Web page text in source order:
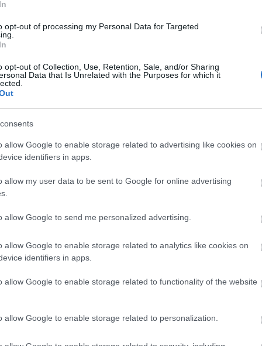
opt-out of processing my Personal Data for Targeted
opt-out of Collection, Use, Retention, Sale, and/or Sharing
Data that Is Unrelated with the Purposes for which it
allow Google to enable storage related to advertising like cookies on
identifiers in apps.
allow my user data to be sent to Google for online advertising
allow Google to send me personalized advertising.
allow Google to enable storage related to analytics like cookies on
identifiers in apps.
allow Google to enable storage related to functionality of the website
allow Google to enable storage related to personalization.
στρατηγικές του Οργανισμού για να υπάρξει επέκταση
τουριστικών δράσεων.
σε άλλες αγορές θα αναπτύξει ο Παναγιώτης
της στόχο θα μιλήσει η Μαρία Θεοφανοπούλου, CEO,
δήμαρχος Ναυπακτίας, θα μιλήσει για όσα έκανε
προορισμό.
θα παρουσιαστούν στη συνεδρία «Τουρισμός 2030: